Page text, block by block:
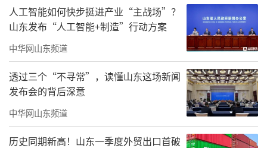
扬传统文化，共育时代新人”暨山东省儒学发
展促进会走进山东工程职业技术大学活动在学
校诚基楼学术报告厅举行。章丘区政协委员、
山东省儒学发展促进会副会长宋海燕，章丘区
妇幼保健院副主任护师、山东省儒学发展促进
会儒学讲师李德霞，山东省儒学发展促进会讲
师范会先，山东省儒学发展促进会老师吕德
人工智能如何快步挺进产业“主战场”？
山东发布“人工智能+制造”行动方案
中华网山东频道
透过三个“不寻常”，读懂山东这场新闻
发布会的背后深意
中华网山东频道
历史同期新高！山东一季度外贸出口首破